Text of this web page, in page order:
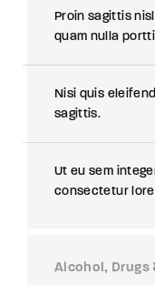
Proin sagittis
quam nulla
Nisi quis
sagittis.
Ut eu sem
consectetur
Alcohol, Drugs